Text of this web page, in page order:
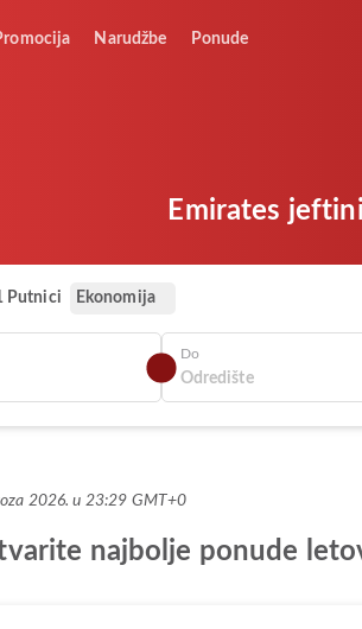
Narudžbe Ponude
Emirates
Putnici Ekonomija
Do
2026. u 23:29 GMT+0
najbolje ponude